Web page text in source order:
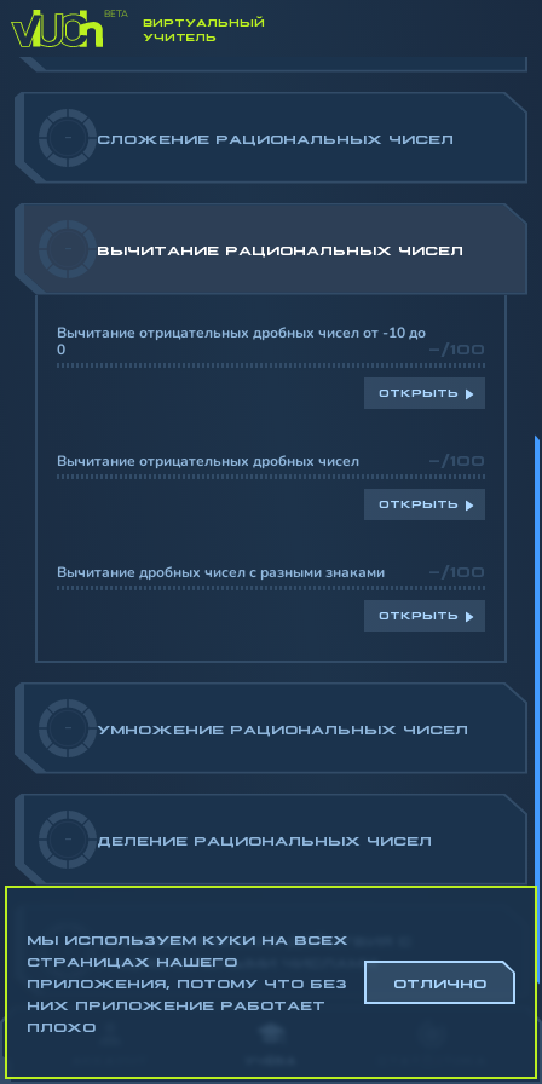
ВИРТУАЛЬНЫЙ
УЧИТЕЛЬ
-
РАЦИОНАЛЬНЫЕ ЧИСЛА. ОСНОВНЫЕ
ПОНЯТИЯ
- СЛОЖЕНИЕ РАЦИОНАЛЬНЫХ ЧИСЕЛ
ВЫЧИТАНИЕ РАЦИОНАЛЬНЫХ ЧИСЕЛ
Вычитание отрицательных дробных чисел от -10 до
0
-/100
ОТКРЫТЬ
Вычитание отрицательных дробных чисел -/100
ОТКРЫТЬ
Вычитание дробных чисел с разными знаками -/100
ОТКРЫТЬ
- УМНОЖЕНИЕ РАЦИОНАЛЬНЫХ ЧИСЕЛ
- ДЕЛЕНИЕ РАЦИОНАЛЬНЫХ ЧИСЕЛ
АРИФМЕТИЧЕСКИЕ ДЕЙСТВИЯ С
РАЦИОНАЛЬНЫМИ ЧИСЛАМИ
Математика
Геометрия
МЫ ИСПОЛЬЗУЕМ КУКИ НА ВСЕХ
СТРАНИЦАХ НАШЕГО
ПРИЛОЖЕНИЯ, ПОТОМУ ЧТО БЕЗ
НИХ ПРИЛОЖЕНИЕ РАБОТАЕТ
ПЛОХО
ОТЛИЧНО